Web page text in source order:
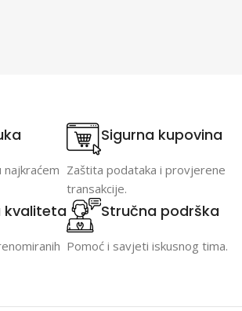
najkraćem
Sigurna kupovina
Zaštita podataka i provjerene
transakcije.
kvaliteta Stručna podrška
Pomoć i savjeti iskusnog tima.